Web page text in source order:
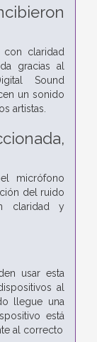
con claridad
gracias al
Sound
un sonido
artistas.
micrófono
del ruido
claridad y
usar esta
al
llegue una
está
al correcto